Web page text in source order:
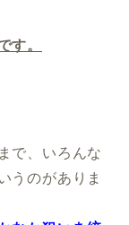
す。
で、いろんな
うのがありま